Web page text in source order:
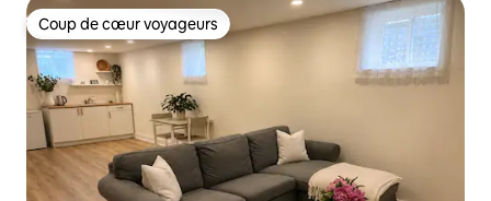
Coup de cœur voyageurs
Coup de cœur voyageurs